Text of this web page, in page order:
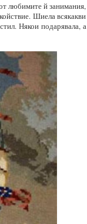
любимите й занимания,
Шиела всякакви
Някои подарявала, а